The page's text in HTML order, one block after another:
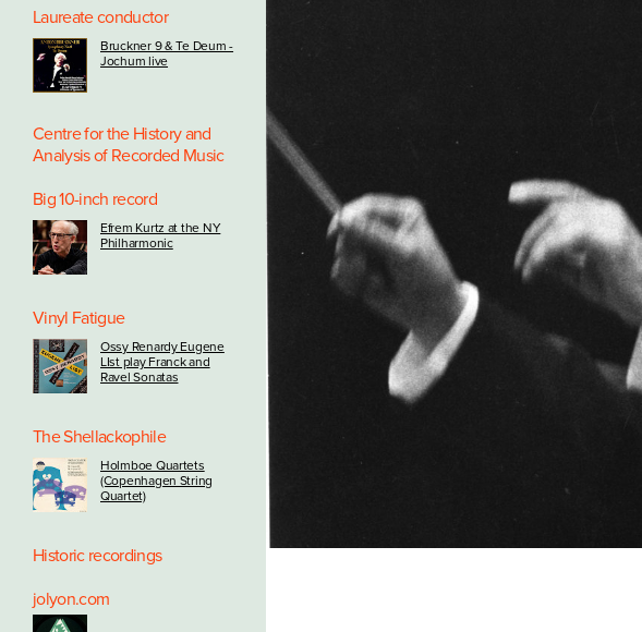
Laureate conductor
Bruckner 9 & Te Deum -
Jochum live
Centre for the History and
Analysis of Recorded Music
Big 10-inch record
Efrem Kurtz at the NY
Philharmonic
Vinyl Fatigue
Ossy Renardy Eugene
LIst play Franck and
Ravel Sonatas
The Shellackophile
Holmboe Quartets
(Copenhagen String
Quartet)
Historic recordings
jolyon.com